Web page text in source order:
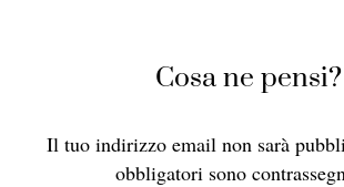
Cosa ne pensi?
Il tuo indirizzo email non sarà
obbligatori sono